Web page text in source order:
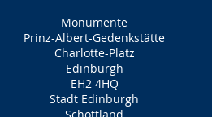
Monumente
Prinz-Albert-Gedenkstätte
Charlotte-Platz
Edinburgh
EH2 4HQ
Stadt Edinburgh